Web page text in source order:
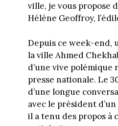
ville, je vous propose
Hélène Geoffroy,
Depuis ce week-end,
la ville Ahmed
d’une vive polémique
presse nationale. Le
d’une longue
avec le président
il a tenu des propos à